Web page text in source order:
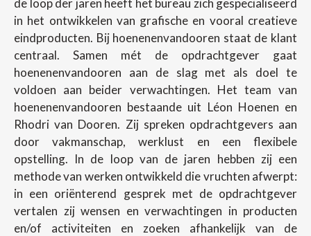
de loop der jaren heeft het bureau zich gespecialiseerd
in het ontwikkelen van grafische en vooral creatieve
eindproducten. Bij hoenenenvandooren staat de klant
centraal. Samen mét de opdrachtgever gaat
hoenenenvandooren aan de slag met als doel te
voldoen aan beider verwachtingen. Het team van
hoenenenvandooren bestaande uit Léon Hoenen en
Rhodri van Dooren. Zij spreken opdrachtgevers aan
door vakmanschap, werklust en een flexibele
opstelling. In de loop van de jaren hebben zij een
methode van werken ontwikkeld die vruchten afwerpt:
in een oriënterend gesprek met de opdrachtgever
vertalen zij wensen en verwachtingen in producten
en/of activiteiten en zoeken afhankelijk van de